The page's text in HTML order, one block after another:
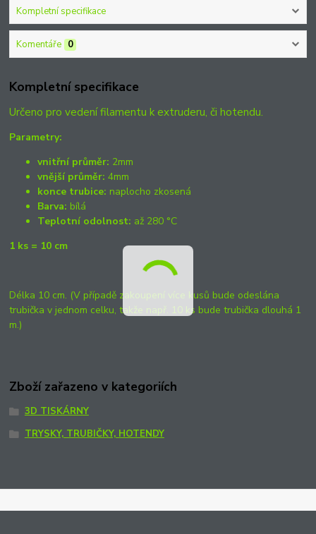
Kompletní specifikace
Komentáře 0
Kompletní specifikace
Určeno pro vedení filamentu k extruderu, či hotendu.
Parametry:
vnitřní průměr: 2mm
vnější průměr: 4mm
konce trubice: naplocho zkosená
Barva: bílá
Teplotní odolnost: až 280 °C
1 ks = 10 cm
Délka 10 cm. (V případě zakoupení více kusů bude odeslána
trubička v jednom celku, takže např. 10 ks bude trubička dlouhá 1
m.)
Zboží zařazeno v kategoriích
3D TISKÁRNY
TRYSKY, TRUBIČKY, HOTENDY